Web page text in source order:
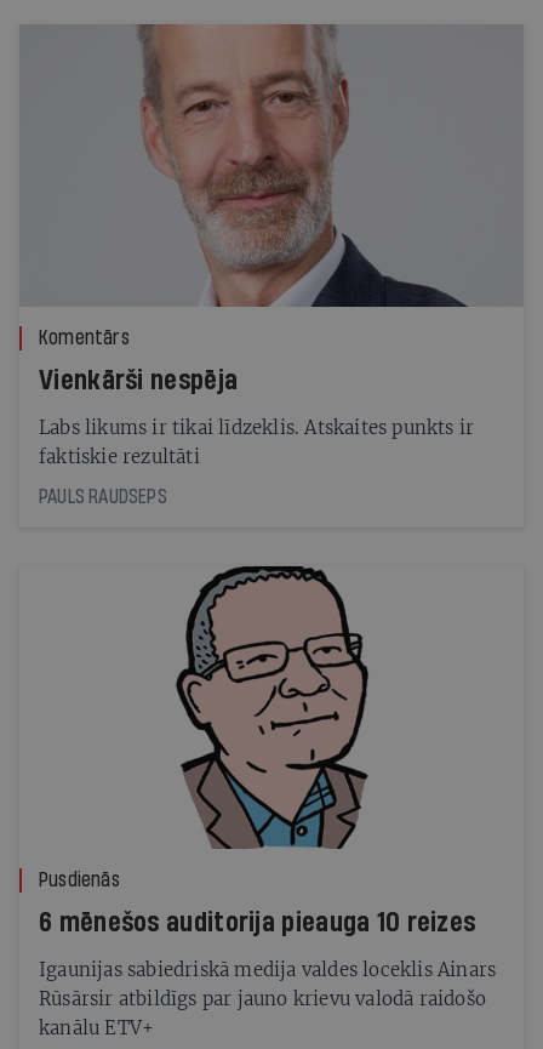
Komentārs
Vienkārši nespēja
Labs likums ir tikai līdzeklis. Atskaites punkts ir
faktiskie rezultāti
PAULS RAUDSEPS
Pusdienās
6 mēnešos auditorija pieauga 10 reizes
Igaunijas sabiedriskā medija valdes loceklis Ainars
Rūsārsir atbildīgs par jauno krievu valodā raidošo
kanālu ETV+